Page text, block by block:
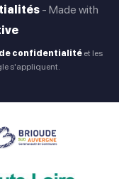
- Made with
confidentialitéet les
s'appliquent.